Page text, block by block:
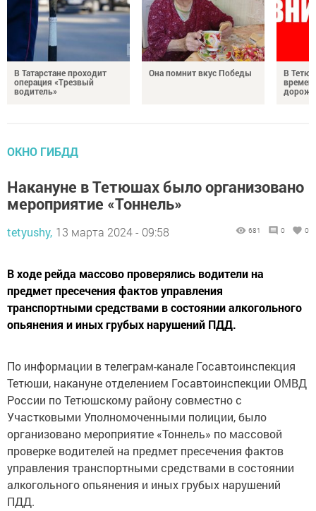
В Татарстане проходит
операция «Трезвый
водитель»
Она помнит вкус Победы
В
ОКНО ГИБДД
Накануне в Тетюшах было организовано
мероприятие «Тоннель»
tetyushy, 13 марта 2024 - 09:58 681 0 0
В ходе рейда массово проверялись водители на
предмет пресечения фактов управления
транспортными средствами в состоянии алкогольного
опьянения и иных грубых нарушений ПДД.
По информации в телеграм-канале Госавтоинспекция
Тетюши, накануне отделением Госавтоинспекции ОМВД
России по Тетюшскому району совместно с
Участковыми Уполномоченными полиции, было
организовано мероприятие «Тоннель» по массовой
проверке водителей на предмет пресечения фактов
управления транспортными средствами в состоянии
алкогольного опьянения и иных грубых нарушений
ПДД.